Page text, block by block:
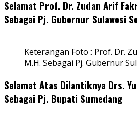
Selamat Prof. Dr. Zudan Arif
Sebagai Pj. Gubernur Sulawesi
Keterangan Foto : Prof. Dr.
M.H. Sebagai Pj. Gubernur
Selamat Atas Dilantiknya Drs.
Sebagai Pj. Bupati Sumedang